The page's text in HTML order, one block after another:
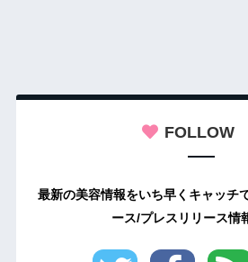
FOLLOW
最新の美容情報をいち早くキャッチ
ース/プレスリリース情